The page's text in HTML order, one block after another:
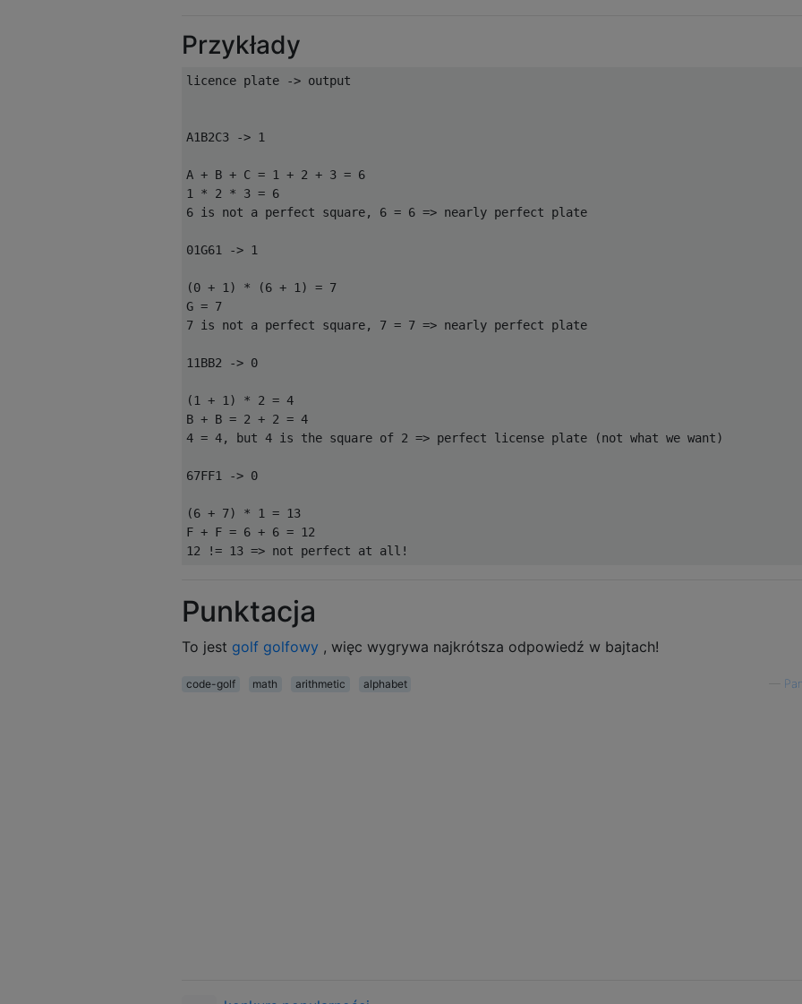
Przykłady
licence plate -> output
A1B2C3 -> 1
A + B + C = 1 + 2 + 3 = 6
1 * 2 * 3 = 6
6 is not a perfect square, 6 = 6 => nearly perfect plate
01G61 -> 1
(0 + 1) * (6 + 1) = 7
G = 7
7 is not a perfect square, 7 = 7 => nearly perfect plate
11BB2 -> 0
(1 + 1) * 2 = 4
B + B = 2 + 2 = 4
4 = 4, but 4 is the square of 2 => perfect license plate (not what we want)
67FF1 -> 0
(6 + 7) * 1 = 13
F + F = 6 + 6 = 12
Punktacja
To jest golf golfowy , więc wygrywa najkrótsza odpowiedź w bajtach!
code-golf math arithmetic alphabet